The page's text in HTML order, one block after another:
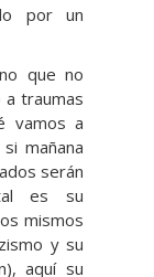
por un
que no
traumas
vamos a
mañana
serán
es su
mismos
y su
aquí su